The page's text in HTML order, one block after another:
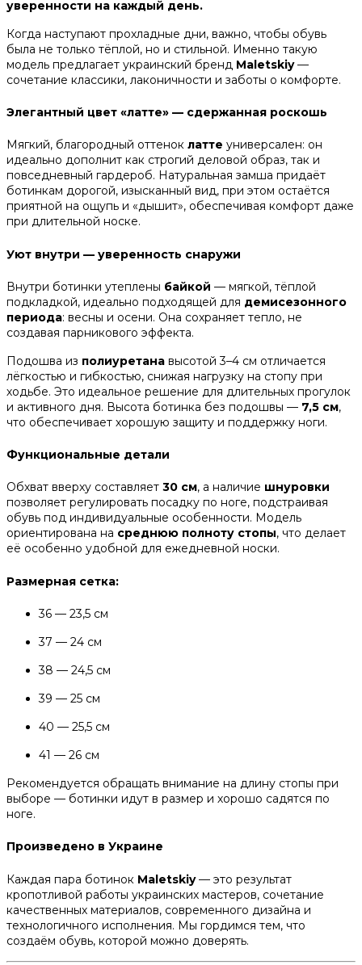
уверенности на каждый день.
Когда наступают прохладные дни, важно, чтобы обувь
была не только тёплой, но и стильной. Именно такую
модель предлагает украинский бренд Maletskiy—
сочетание классики, лаконичности и заботы о комфорте.
Элегантный цвет «латте» — сдержанная роскошь
Мягкий, благородный оттенок латте универсален: он
идеально дополнит как строгий деловой образ, так и
повседневный гардероб. Натуральная замша придаёт
ботинкам дорогой, изысканный вид, при этом остаётся
приятной на ощупь и «дышит», обеспечивая комфорт даже
при длительной носке.
Уют внутри — уверенность снаружи
Внутри ботинки утеплены байкой — мягкой, тёплой
подкладкой, идеально подходящей для демисезонного
периода: весны и осени. Она сохраняет тепло, не
создавая парникового эффекта.
Подошва из полиуретана высотой 3–4 см отличается
лёгкостью и гибкостью, снижая нагрузку на стопу при
ходьбе. Это идеальное решение для длительных прогулок
и активного дня. Высота ботинка без подошвы — 7,5 см,
что обеспечивает хорошую защиту и поддержку ноги.
Функциональные детали
Обхват вверху составляет 30 см, а наличие шнуровки
позволяет регулировать посадку по ноге, подстраивая
обувь под индивидуальные особенности. Модель
ориентирована на среднюю полноту стопы, что делает
её особенно удобной для ежедневной носки.
Размерная сетка:
36 — 23,5 см
37 — 24 см
38 — 24,5 см
39 — 25 см
40 — 25,5 см
41 — 26 см
Рекомендуется обращать внимание на длину стопы при
выборе — ботинки идут в размер и хорошо садятся по
ноге.
Произведено в Украине
Каждая пара ботинок Maletskiy— это результат
кропотливой работы украинских мастеров, сочетание
качественных материалов, современного дизайна и
технологичного исполнения. Мы гордимся тем, что
создаём обувь, которой можно доверять.